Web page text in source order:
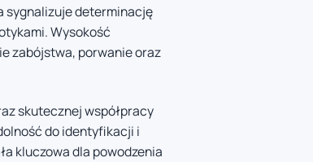
sygnalizuje determinację
Wysokość
zabójstwa, porwanie oraz
skutecznej współpracy
do identyfikacji i
kluczowa dla powodzenia